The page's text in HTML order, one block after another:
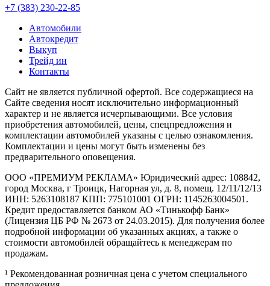
+7 (383) 230-22-85
Автомобили
Автокредит
Выкуп
Трейд ин
Контакты
Cайт не является публичной офертой. Все содержащиеся на
Сайте сведения носят исключительно информационный
характер и не является исчерпывающими. Все условия
приобретения автомобилей, цены, спецпредложения и
комплектации автомобилей указаны с целью ознакомления.
Комплектации и цены могут быть изменены без
предварительного оповещения.
ООО «ПРЕМИУМ РЕКЛАМА» Юридический адрес: 108842,
город Москва, г Троицк, Нагорная ул, д. 8, помещ. 12/11/12/13
ИНН: 5263108187 КПП: 775101001 ОГРН: 1145263004501.
Кредит предоставляется банком АО «Тинькофф Банк»
(Лицензия ЦБ РФ № 2673 от 24.03.2015). Для получения более
подробной информации об указанных акциях, а также о
стоимости автомобилей обращайтесь к менеджерам по
продажам.
¹ Рекомендованная розничная цена с учетом специального